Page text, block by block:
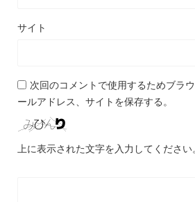
サイト
次回のコメントで使用するためブラ
ールアドレス、サイトを保存する。
上に表示された文字を入力してください